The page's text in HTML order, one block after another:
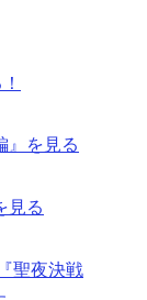
』を見る
見る
聖夜決戦